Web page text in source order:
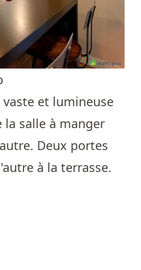
vaste et lumineuse
la salle à manger
Deux portes
à la terrasse.